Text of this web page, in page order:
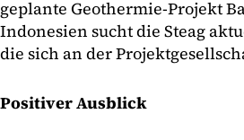
geplante Geothermie-Projekt
Indonesien sucht die Steag
die sich an der
Positiver Ausblick